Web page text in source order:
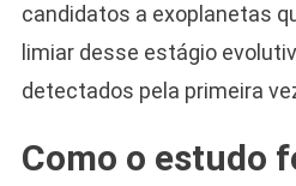
candidatos a exoplanetas
limiar desse estágio
detectados pela primeira
Como o estudo